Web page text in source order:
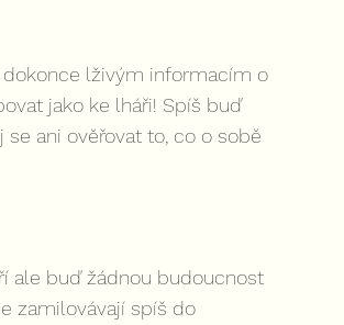
lživým informacím o
jako ke lháři! Spíš buď
ani ověřovat to, co o sobě
ale buď žádnou budoucnost
zamilovávají spíš do